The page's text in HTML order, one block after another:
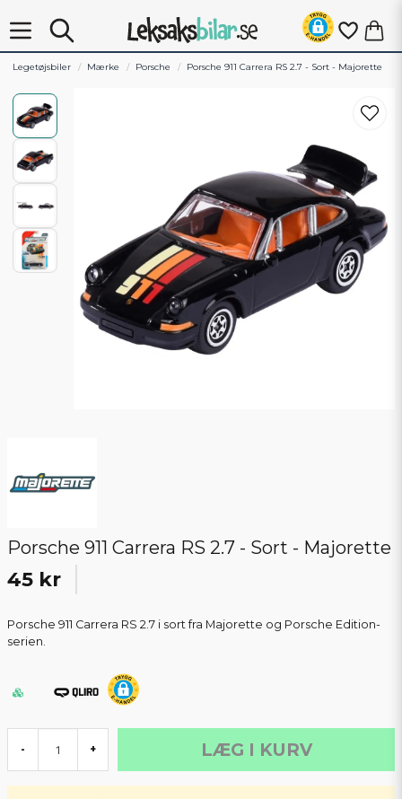
Legetøjsbiler Mærke Porsche Porsche 911 Carrera RS 2.7 - Sort - Majorette
Porsche 911 Carrera RS 2.7 - Sort - Majorette
45 kr
Porsche 911 Carrera RS 2.7 i sort fra Majorette og Porsche Edition-
serien.
- + LÆG I KURV